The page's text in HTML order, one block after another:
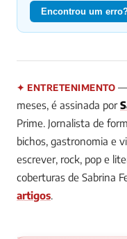
Encontrou um
✦ ENTRETENIMENTO —
meses, é assinada por
Prime. Jornalista de
bichos, gastronomia e
escrever, rock, pop e
coberturas de Sabrina
artigos.